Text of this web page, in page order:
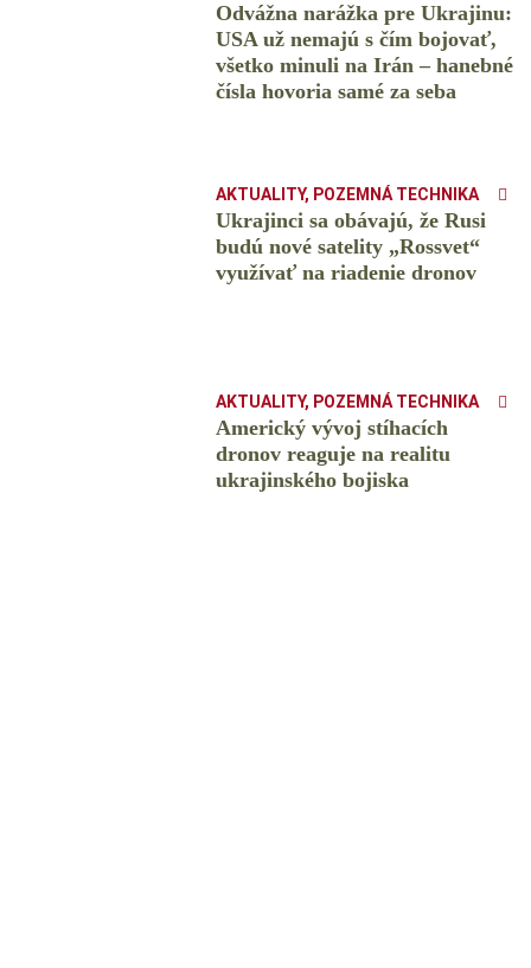
Odvážna narážka pre Ukrajinu:
USA už nemajú s čím bojovať,
všetko minuli na Irán – hanebné
čísla hovoria samé za seba
AKTUALITY, POZEMNÁ TECHNIKA
Ukrajinci sa obávajú, že Rusi
budú nové satelity „Rossvet“
využívať na riadenie dronov
AKTUALITY, POZEMNÁ TECHNIKA
Americký vývoj stíhacích
dronov reaguje na realitu
ukrajinského bojiska